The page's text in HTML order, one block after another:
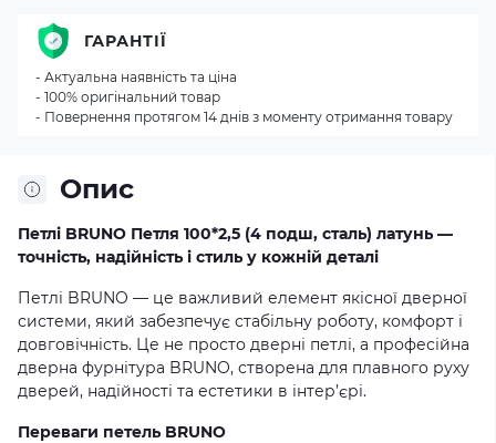
Опис
Петлі BRUNO Петля 100*2,5 (4 подш, сталь) латунь —
точність, надійність і стиль у кожній деталі
Петлі BRUNO — це важливий елемент якісної дверної
системи, який забезпечує стабільну роботу, комфорт і
довговічність. Це не просто дверні петлі, а професійна
дверна фурнітура BRUNO, створена для плавного руху
дверей, надійності та естетики в інтер’єрі.
Переваги петель BRUNO
ГАРАНТІЇ
- Актуальна наявність та ціна
- 100% оригінальний товар
- Повернення протягом 14 днів з моменту отримання товару